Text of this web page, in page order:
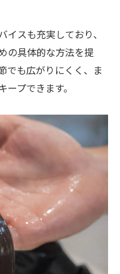
スも充実しており、
の具体的な方法を提
でも広がりにくく、ま
プできます。